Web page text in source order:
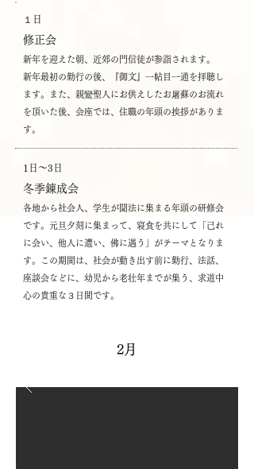
１日
修正会
新年を迎えた朝、近郊の門信徒が参詣されます。
新年最初の勤行の後、『御文』一帖目一通を拝聴し
ます。また、親鸞聖人にお供えしたお屠蘇のお流れ
を頂いた後、会座では、住職の年頭の挨拶がありま
す。
1日〜3日
冬季錬成会
各地から社会人、学生が聞法に集まる年頭の研修会
です。元旦夕刻に集まって、寝食を共にして「己れ
に会い、他人に遭い、佛に遇う」がテーマとなりま
す。この期間は、社会が動き出す前に勤行、法話、
座談会などに、幼児から老壮年までが集う、求道中
心の貴重な３日間です。
2月